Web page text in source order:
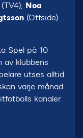
(TV4), Noa
(Offside)
Spel på 10
av klubbens
utses alltid
varje månad
kanaler